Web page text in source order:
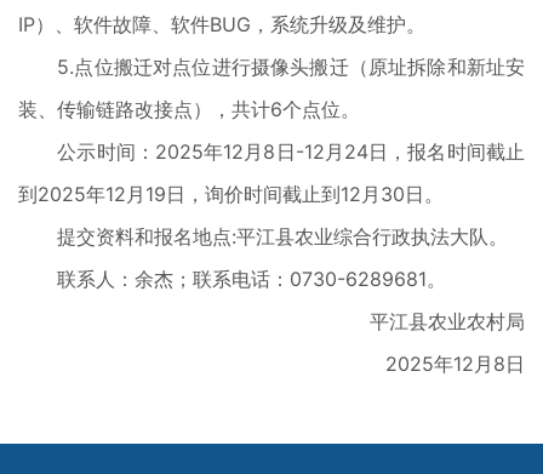
IP）、软件故障、软件BUG，系统升级及维护。
5.点位搬迁对点位进行摄像头搬迁（原址拆除和新址安
装、传输链路改接点），共计6个点位。
公示时间：2025年12月8日-12月24日，报名时间截止
到2025年12月19日，询价时间截止到12月30日。
提交资料和报名地点:平江县农业综合行政执法大队。
联系人：余杰；联系电话：0730-6289681。
平江县农业农村局
2025年12月8日